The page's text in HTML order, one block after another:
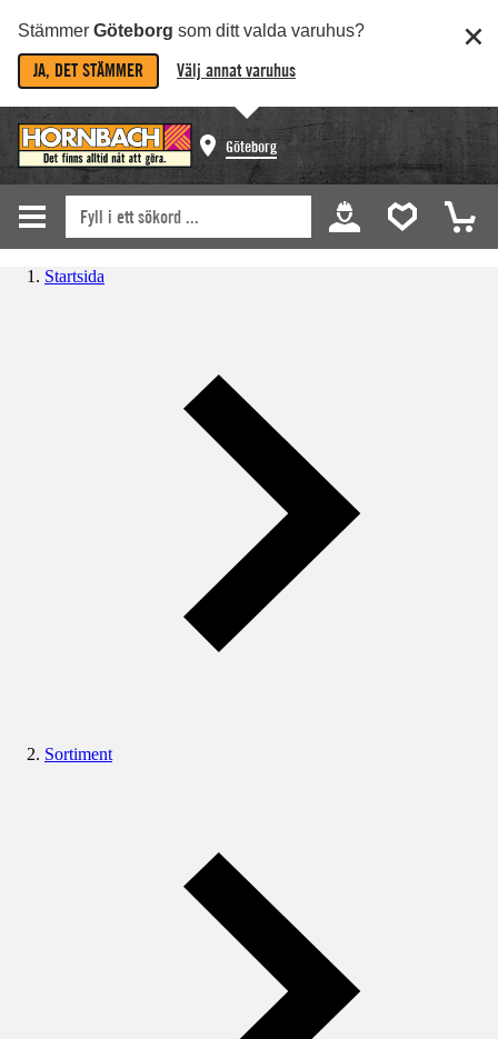
Stämmer Göteborg som ditt valda varuhus?
JA, DET STÄMMER Välj annat varuhus
Göteborg
Startsida
Sortiment